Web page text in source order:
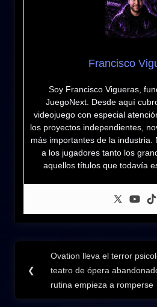
Francisco
Soy Francisco Vigueras,
JuegoNext. Desde aquí
videojuego con especial
los proyectos independientes,
más importantes de la industria.
a los jugadores tanto los
aquellos títulos que todavía
Navegación
de
entradas
❮
Previous
Post:
Ovation lleva el terror
teatro de ópera
rutina empieza a romperse